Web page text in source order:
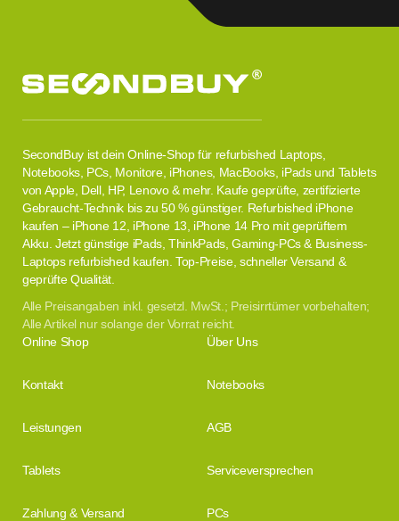
SecondBuy ist dein Online-Shop für refurbished Laptops,
Notebooks, PCs, Monitore, iPhones, MacBooks, iPads und Tablets
von Apple, Dell, HP, Lenovo & mehr. Kaufe geprüfte, zertifizierte
Gebraucht-Technik bis zu 50 % günstiger. Refurbished iPhone
kaufen – iPhone 12, iPhone 13, iPhone 14 Pro mit geprüftem
Akku. Jetzt günstige iPads, ThinkPads, Gaming-PCs & Business-
Laptops refurbished kaufen. Top-Preise, schneller Versand &
geprüfte Qualität.
Alle Preisangaben inkl. gesetzl. MwSt.; Preisirrtümer vorbehalten;
Alle Artikel nur solange der Vorrat reicht.
Online Shop Über Uns
Kontakt Notebooks
Leistungen AGB
Tablets Serviceversprechen
Zahlung & Versand PCs